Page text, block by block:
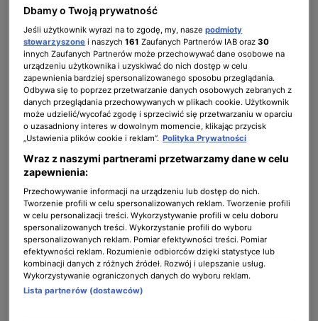
bogatej biblioteki nawet 29 kanałów
telewizyjnych i wydarzeń sportowych na
żywo.
Premiera serwisu streamingowego Max w Polsce nastąpi już
w 11 czerwca 2024 r. W ramach jednej platformy
użytkownicy będą mieli dostęp do najbardziej jakościowych
treści globalnych marek takich jak HBO, DC czy Warner
Bros., relacji z najważniejszych wydarzeń sportowych, w
tym z Igrzysk Olimpijskich Paris 2024, a także bogatej
oferty produkcji lokalnych i najlepszej rozrywki z TVN.
Dzięki ogromnej bibliotece programowej serwisu Max,
każdy użytkownik znajdzie tu coś dla siebie. Wyczekiwany
drugi sezon serialu „Ród Smoka” będzie mieć swoją
premierę w serwisie Max już 17 czerwca.
Debiut platformy streamingowej Max w Polsce
Dbamy o Twoją prywatność
Jeśli użytkownik wyrazi na to zgodę, my, naszepodmioty
stowarzyszone i naszych161 Zaufanych Partnerów IAB oraz30
innych Zaufanych Partnerów może przechowywać dane osobowe na
urządzeniu użytkownika i uzyskiwać do nich dostęp w celu
zapewnienia bardziej spersonalizowanego sposobu przeglądania.
Odbywa się to poprzez przetwarzanie danych osobowych zebranych z
danych przeglądania przechowywanych w plikach cookie. Użytkownik
może udzielić/wycofać zgodę i sprzeciwić się przetwarzaniu w oparciu
o uzasadniony interes w dowolnym momencie, klikając przycisk
„Ustawienia plików cookie i reklam”. Polityka Prywatności
Wraz z naszymi partnerami przetwarzamy dane w celu
zapewnienia:
Przechowywanie informacji na urządzeniu lub dostęp do nich.
Tworzenie profili w celu spersonalizowanych reklam. Tworzenie profili
w celu personalizacji treści. Wykorzystywanie profili w celu doboru
spersonalizowanych treści. Wykorzystanie profili do wyboru
spersonalizowanych reklam. Pomiar efektywności treści. Pomiar
efektywności reklam. Rozumienie odbiorców dzięki statystyce lub
kombinacji danych z różnych źródeł. Rozwój i ulepszanie usług.
Wykorzystywanie ograniczonych danych do wyboru reklam.
Lista partnerów (dostawców)